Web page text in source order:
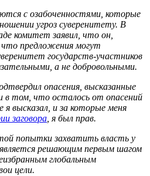
с озабоченностями, которые
угроз суверенитету. В
комитет заявил, что он,
предложения могут
государств-участников
а не добровольными.
опасения, высказанные
в том, что осталось от опасений
я высказал, и за которые меня
заговора , я был прав.
попытки захватить власть у
решающим первым шагом
глобальным
цели.